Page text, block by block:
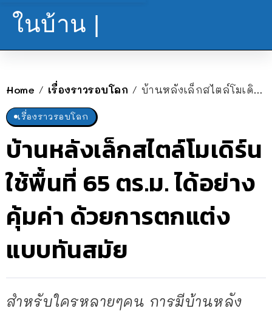
ในบ้าน |
Home / เรื่องราวรอบโลก / บ้านหลังเล็กสไตล์โมเดิร์น ใช้พื้นที่ 65 ตร.ม. ได้อย่างคุ้มค่า ด้วยการตกแต่งแบบทันสมัย
เรื่องราวรอบโลก
บ้านหลังเล็กสไตล์โมเดิร์น
ใช้พื้นที่ 65 ตร.ม. ได้อย่าง
คุ้มค่า ด้วยการตกแต่ง
แบบทันสมัย
สำหรับใครหลายๆคน การมีบ้านหลัง